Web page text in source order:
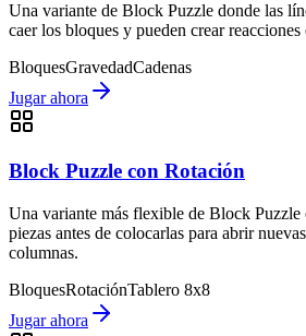
Una variante de Block Puzzle donde las
caer los bloques y pueden crear reacciones
BloquesGravedadCadenas
Jugar ahora
Block Puzzle con Rotación
Una variante más flexible de Block Puzzle
piezas antes de colocarlas para abrir
columnas.
BloquesRotaciónTablero 8x8
Jugar ahora